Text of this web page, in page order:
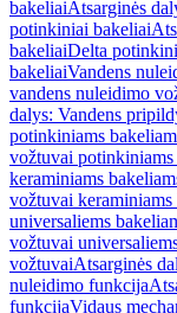
bakeliaiAtsarginės
potinkiniai bakeliai
bakeliaiDelta
bakeliaiVandens
vandens nuleidimo
dalys: Vandens
potinkiniams
vožtuvai potinkiniams
keraminiams
vožtuvai keraminiams
universaliems
vožtuvai
vožtuvaiAtsarginės
nuleidimo funkcija
funkcijaVidaus